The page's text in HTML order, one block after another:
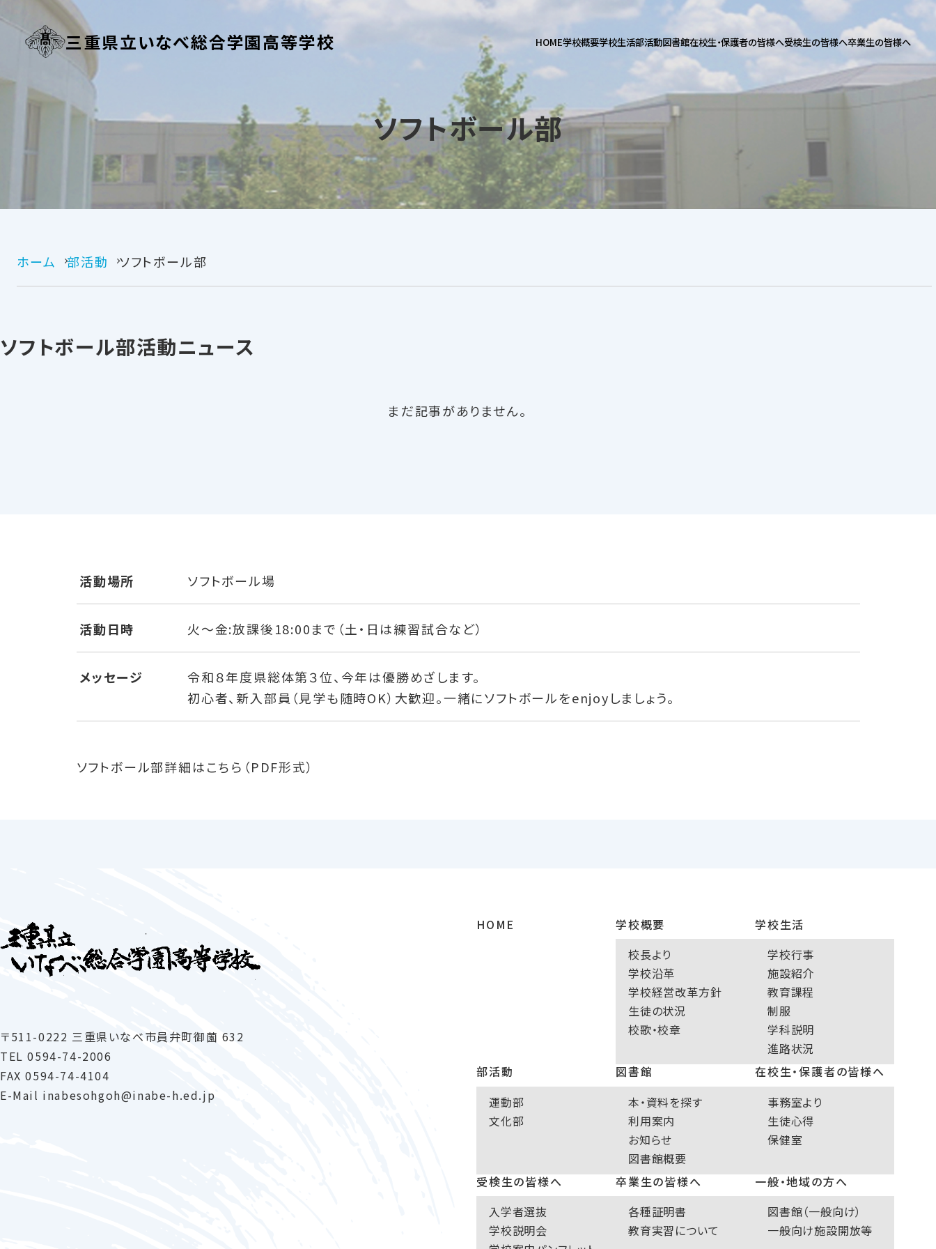
三重県立いなべ総合学園高等学校 HOME学校概要学校生活部活動図書館在校生・保護者の皆様へ受検生の皆様へ卒業生の皆様へ
ソフトボール部
ホーム 部活動 ソフトボール部
ソフトボール部活動ニュース
まだ記事がありません。
活動場所 ソフトボール場
活動日時 火〜金:放課後18:00まで（土・日は練習試合など）
メッセージ
令和８年度県総体第３位、今年は優勝めざします。
初心者、新入部員（見学も随時OK）大歓迎。一緒にソフトボールをenjoyしましょう。
ソフトボール部詳細はこちら （PDF形式）
〒511-0222 三重県いなべ市員弁町御薗 632
TEL0594-74-2006
FAX 0594-74-4104
E-Mail inabesohgoh inabe-h.ed.jp
HOME
学校概要
校長より
学校沿革
学校経営改革方針
生徒の状況
校歌・校章
学校生活
学校行事
施設紹介
教育課程
制服
学科説明
進路状況
部活動
運動部
文化部
図書館
本・資料を探す
利用案内
お知らせ
図書館概要
在校生・保護者の皆様へ
事務室より
生徒心得
保健室
受検生の皆様へ
入学者選抜
学校説明会
卒業生の皆様へ
各種証明書
教育実習について
一般・地域の方へ
図書館（一般向け）
一般向け施設開放等